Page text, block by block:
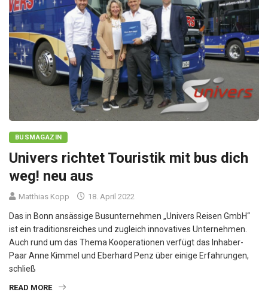
BUSMAGAZIN
Univers richtet Touristik mit bus dich
weg! neu aus
Matthias Kopp 18. April 2022
Das in Bonn ansässige Busunternehmen „Univers Reisen GmbH“
ist ein traditionsreiches und zugleich innovatives Unternehmen.
Auch rund um das Thema Kooperationen verfügt das Inhaber-
Paar Anne Kimmel und Eberhard Penz über einige Erfahrungen,
schließ
READ MORE